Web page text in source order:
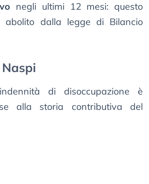
negli ultimi 12 mesi: questo
abolito dalla legge di Bilancio
di disoccupazione è
alla storia contributiva del